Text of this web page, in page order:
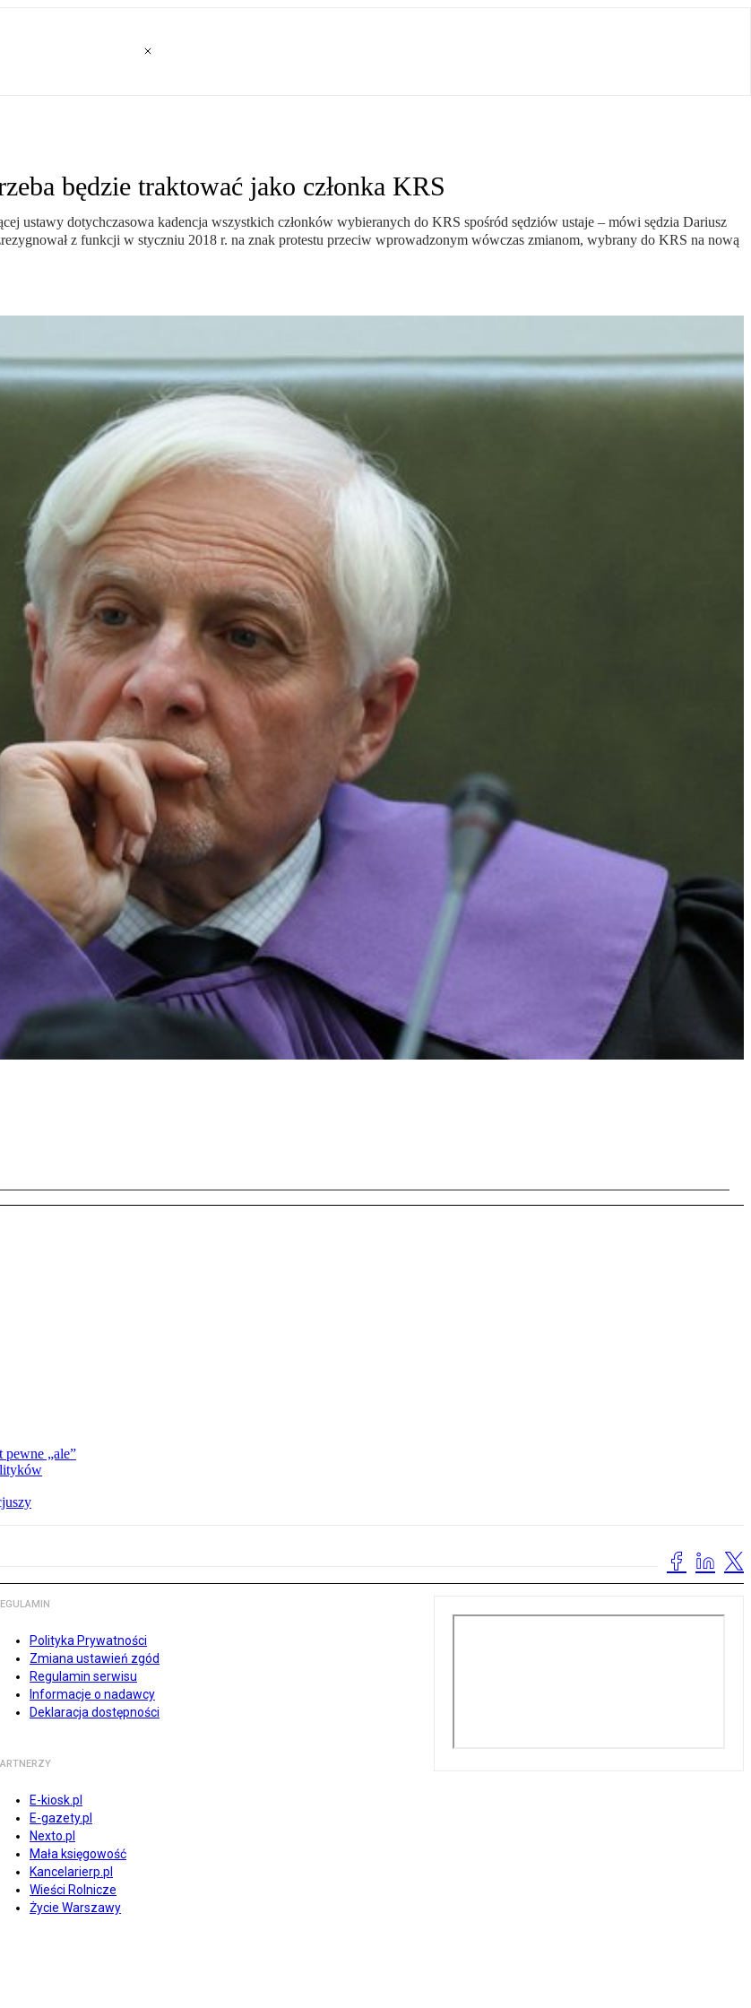
będzie traktować jako członka KRS
ustawy dotychczasowa kadencja wszystkich członków wybieranych do KRS spośród sędziów ustaje – mówi sędzia Dariusz
z funkcji w styczniu 2018 r. na znak protestu przeciw wprowadzonym wówczas zmianom, wybrany do KRS na nową
„ale”
Polityka Prywatności
Zmiana ustawień zgód
Regulamin serwisu
Informacje o nadawcy
Deklaracja dostępności
E-kiosk.pl
E-gazety.pl
Nexto.pl
Mała księgowość
Kancelarierp.pl
Wieści Rolnicze
Życie Warszawy